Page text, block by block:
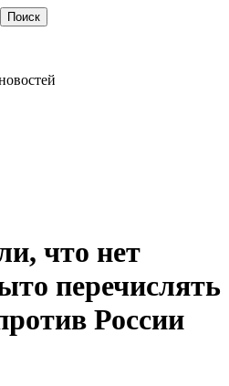
что нет
перечислять
России